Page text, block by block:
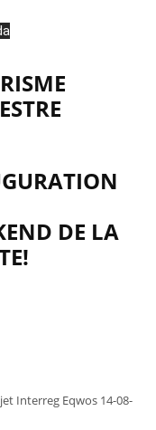
DE LA
Interreg Eqwos 14-08-